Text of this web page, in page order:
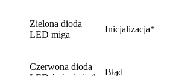
Zielona dioda
LED miga
Inicjalizacja*
Czerwona dioda
Błąd